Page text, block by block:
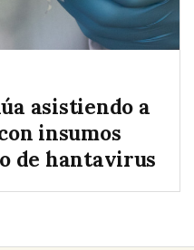
asistiendo a
insumos
de hantavirus